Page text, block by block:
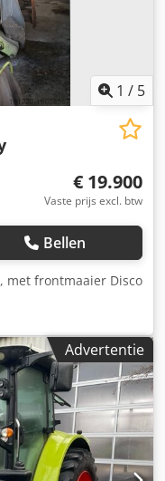
1 / 5
€ 19.900
Vaste prijs excl. btw
Bellen
, met frontmaaier Disco
Advertentie